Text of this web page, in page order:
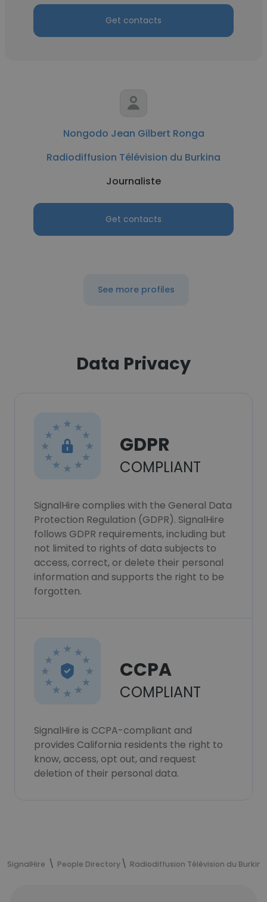
Get contacts
Nongodo Jean Gilbert Ronga
Radiodiffusion Télévision du Burkina
Journaliste
Get contacts
See more profiles
Data Privacy
GDPR
COMPLIANT
SignalHire complies with the General Data
Protection Regulation (GDPR). SignalHire
follows GDPR requirements, including but
not limited to rights of data subjects to
access, correct, or delete their personal
information and supports the right to be
forgotten.
CCPA
COMPLIANT
SignalHire is CCPA-compliant and
provides California residents the right to
know, access, opt out, and request
deletion of their personal data.
SignalHire People Directory Radiodiffusion Télévision du Burkina